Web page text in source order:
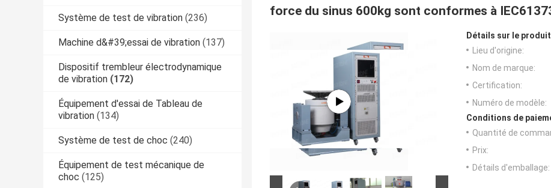
Système de test de vibration (236)
Machine d&#39;essai de vibration (137)
Dispositif trembleur électrodynamique
de vibration (172)
Équipement d'essai de Tableau de
vibration (134)
Système de test de choc (240)
Équipement de test mécanique de
choc (125)
force du sinus 600kg sont conformes à
Détails sur le
Lieu d'origine:
Nom de marque:
Certification:
Numéro de modèle:
Conditions de
Quantité de
Prix:
Détails d'emballage: